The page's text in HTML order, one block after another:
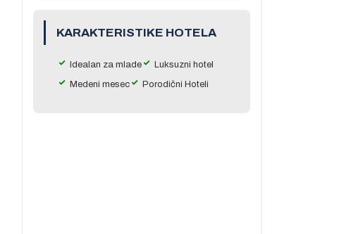
KARAKTERISTIKE HOTELA
Idealan za mlade
Luksuzni hotel
Medeni mesec
Porodični Hoteli